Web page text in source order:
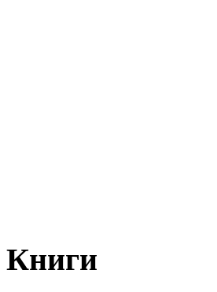
Книги